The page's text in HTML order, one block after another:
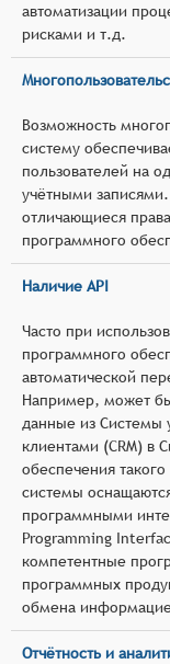
автоматизации
рисками и т.д.
Возможность
систему
пользователей на
учётными
отличающиеся
программного
Наличие API
Часто при
программного
автоматической
Например, может
данные из Системы
клиентами (CRM) в
обеспечения
системы
программными
Programming
компетентные
программных
обмена
Отчётность и